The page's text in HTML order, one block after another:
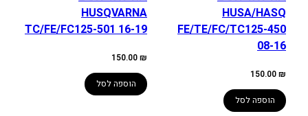
HUSA/HASQ
FE/TE/FC/TC125-450
08-16
150.00₪
הוספה לסל
HUSQVARNA
TC/FE/FC125-501 16-19
150.00₪
הוספה לסל